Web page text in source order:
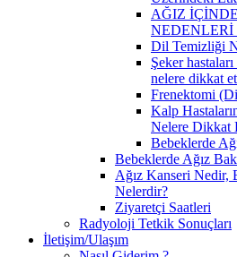
AĞIZ
NEDENLERİ
Dil Temizliği
Şeker
nelere dikkat
Frenektomi
Kalp
Nelere Dikkat
Bebeklerde
Bebeklerde Ağız
Ağız Kanseri Nedir,
Nelerdir?
Ziyaretçi Saatleri
Radyoloji Tetkik Sonuçları
İletişim/Ulaşım